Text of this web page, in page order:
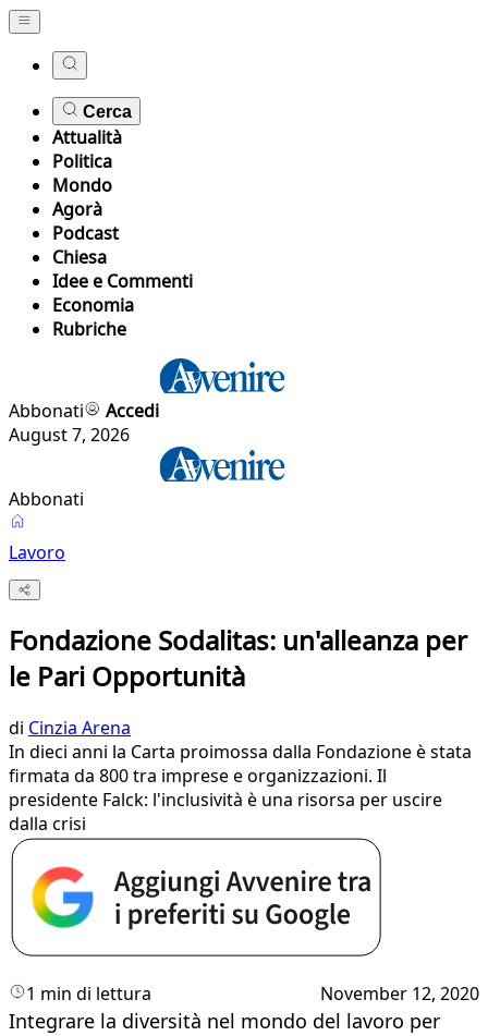
Cerca
Attualità
Politica
Mondo
Agorà
Podcast
Chiesa
Idee e Commenti
Economia
Rubriche
Abbonati
Accedi
August 7, 2026
Abbonati
Lavoro
Fondazione Sodalitas: un'alleanza per
le Pari Opportunità
di Cinzia Arena
In dieci anni la Carta proimossa dalla Fondazione è stata
firmata da 800 tra imprese e organizzazioni. Il
presidente Falck: l'inclusività è una risorsa per uscire
dalla crisi
1 min di lettura November 12, 2020
Integrare la diversità nel mondo del lavoro per